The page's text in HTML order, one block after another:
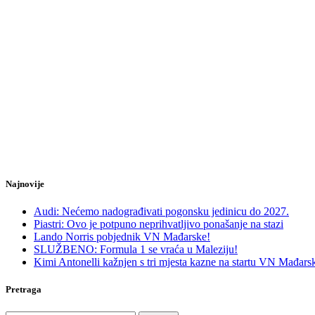
Najnovije
Audi: Nećemo nadograđivati pogonsku jedinicu do 2027.
Piastri: Ovo je potpuno neprihvatljivo ponašanje na stazi
Lando Norris pobjednik VN Mađarske!
SLUŽBENO: Formula 1 se vraća u Maleziju!
Kimi Antonelli kažnjen s tri mjesta kazne na startu VN
Pretraga